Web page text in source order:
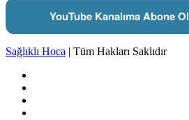
YouTube Kanalıma Abone Ol
Sağlıklı Hoca | Tüm Hakları Saklıdır